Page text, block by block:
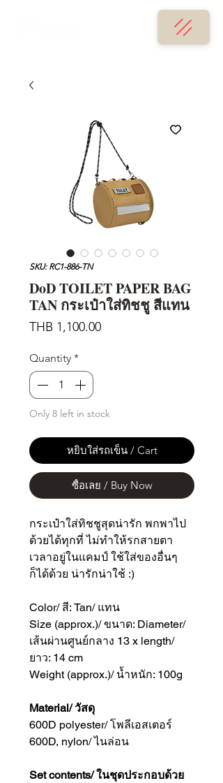
SKU: RC1-886-TN
DoD TOILET PAPER BAG
TAN กระเป๋าใส่ทิชชู สีแทน
THB 1,100.00Price
Quantity *
Only 8 left in stock
หยิบใส่รถเข็น / Cart
ซื้อเลย / Buy Now
กระเป๋าใส่ทิชชูสุดน่ารัก พกพาไป
ด้วยได้ทุกที่ ไม่ทำให้รกสายตา
เวลาอยู่ในแคมป์ ใช้ใส่ของอื่นๆ
ก็ได้ด้วย น่ารักน่าใช้ :)
Color/ สี: Tan/ แทน
Size (approx.)/ ขนาด: Diameter/
เส้นผ่านศูนย์กลาง 13 x length/
ยาว: 14 cm
Weight (approx.)/ น้ำหนัก: 100g
Material/ วัสดุ
600D polyester/ โพลีเอสเตอร์
600D, nylon/ ไนล่อน
Set contents/ ในชุดประกอบด้วย